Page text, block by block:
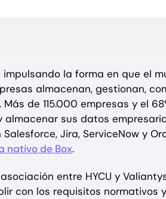
la forma en que el
almacenan, gestionan,
de 115.000 empresas y el
almacenar sus datos
Jira, ServiceNow y
nativo de Box.
entre HYCU y
con los requisitos